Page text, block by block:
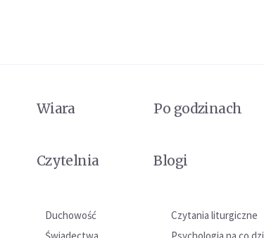
Wiara Po godzinach
Czytelnia Blogi
Duchowość Czytania liturgiczne